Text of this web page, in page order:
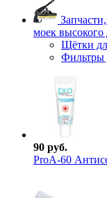
моек высокого
Щётки
Фильтры
90 руб.
ProА-60